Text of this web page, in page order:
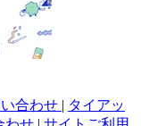
合わせ | タイアッ